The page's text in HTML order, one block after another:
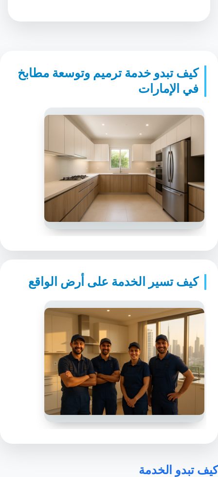
كيف تبدو خدمة ترميم وتوسعة مطابخ
في الإمارات
كيف تسير الخدمة على أرض الواقع
كيف تبدو الخدمة